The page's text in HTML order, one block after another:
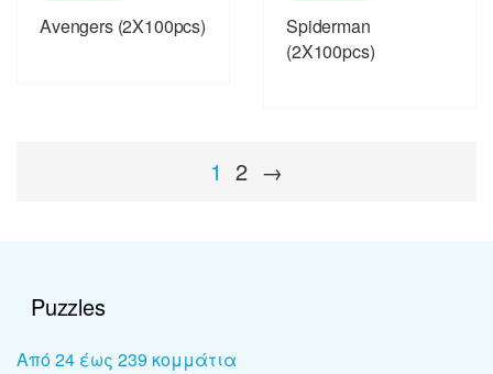
Avengers (2X100pcs)
Spiderman
(2X100pcs)
1 2 →
Puzzles
Από 24 έως 239 κομμάτια